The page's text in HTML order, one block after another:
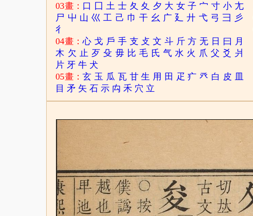
03畫： 口 囗 土 士 夂 夊 夕 大 女 子 宀 寸 小 尢
尸 屮 山 巛 工 己 巾 干 幺 广 廴 廾 弋 弓 彐 彡
彳
04畫：心 戈 戶 手 支 攴 文 斗 斤 方 无 日 曰 月
木 欠 止 歹 殳 毋 比 毛 氏 气 水 火 爪 父 爻 爿
片 牙 牛 犬
05畫：玄 玉 瓜 瓦 甘 生 用 田 疋 疒 癶 白 皮
目 矛 矢 石 示 禸 禾 穴 立